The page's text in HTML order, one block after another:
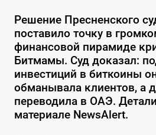
Решение Пресненского
поставило точку в
финансовой пирамиде
Битмамы. Суд доказал:
инвестиций в биткоины
обманывала клиентов, а
переводила в ОАЭ.
материале NewsAlert.